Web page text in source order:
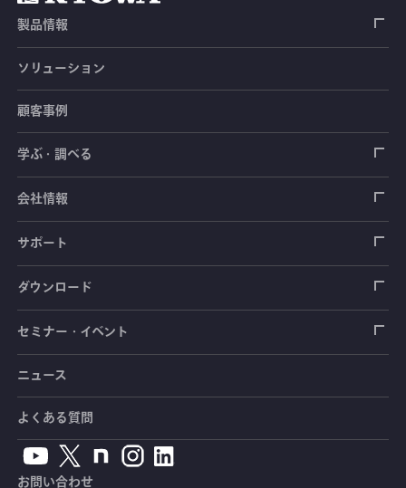
製品情報
ひずみゲージ
センサ（変換器）
ロードセル
加速度センサ
圧力センサ
トルクセンサ
土木建築用センサ
荷重計
土圧計
間隙水圧計
傾斜計
鉄筋計
自動車用センサ
シートベルト張力計
操舵力・操舵角計
手ブレーキ計・チェンジレバー操作力計
踏力計
ホイールトルクセンサ
人体ダミー用センサ
測定器
データロガー
指示計・表示器
増幅器（アンプ）
ハンディ測定器（チェッカ）
ソフトウェア
計測システム
道路用計測システム
鉄道用計測システム
自動車用計測システム
ブリッジボックス
ケーブル・コネクタ
アクセサリ
ソリューション
顧客事例
学ぶ・調べる
ひずみゲージ
センサ（変換器）
測定器
光ファイバ計測ソリューション - 学ぶ・調べる
共和技報
単位変換表
会社情報
拠点情報
会社概要
サポート
製品輸出時の取り扱いと該非判定書
毒物及び劇物譲受書
安全データシート（SDS）
カタログ・資料のダウンロード
生産終了製品一覧
ダウンロード
カタログ
取扱説明書
CADデータ
ソフトウェアバージョンアップ
セミナー・イベント
セミナー・講習会
イベント・展示会
ニュース
よくある質問
お問い合わせ